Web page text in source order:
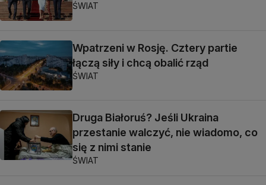
ŚWIAT
Wpatrzeni w Rosję. Cztery partie
łączą siły i chcą obalić rząd
ŚWIAT
Druga Białoruś? Jeśli Ukraina
przestanie walczyć, nie wiadomo, co
się z nimi stanie
ŚWIAT